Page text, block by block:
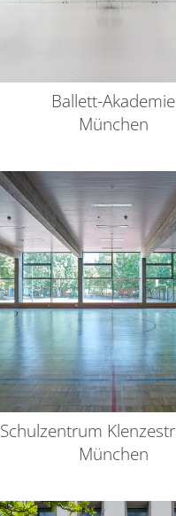
Ballett-Akademie
München
Schulzentrum
München